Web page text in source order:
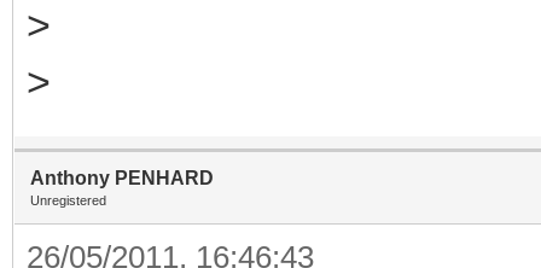
>
>
Anthony PENHARD
Unregistered
26/05/2011, 16:46:43